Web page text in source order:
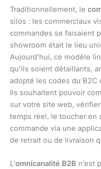
Traditionnellement, le
silos : les commerciaux
commandes se faisaient
showroom était le lieu
Aujourd’hui, ce modèle
qu’ils soient détaillants,
adopté les codes du
Ils souhaitent pouvoir
sur votre site web,
temps réel, le toucher en
commande via une
de retrait ou de livraison
L’omnicanalité B2B n’est